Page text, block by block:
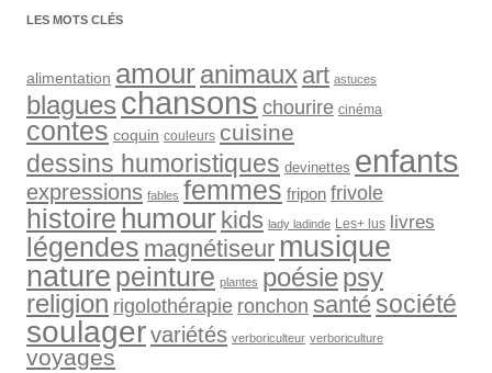
LES MOTS CLÉS
alimentation amouranimaux art astuces
blagues chansons chourire cinéma
contes coquin couleurs cuisine
dessins humoristiques devinettes enfants
expressions fables femmes fripon frivole
histoire humour kids lady ladinde Les+ lus livres
légendes magnétiseur musique
nature peinture plantes poésiepsy
religion rigolothérapie ronchon santé société
soulagervariétés verboriculteur verboriculture
voyages